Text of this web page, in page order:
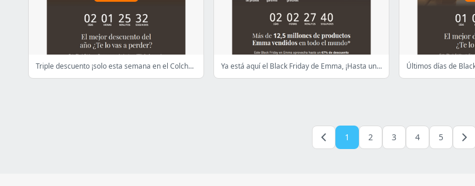
Triple descuento ¡solo esta semana en el Colchón Emma Hybrid Premium! Ya está aquí el Black Friday de Emma, ¡Hasta un 67% de DTO!
1 2 3 4 5